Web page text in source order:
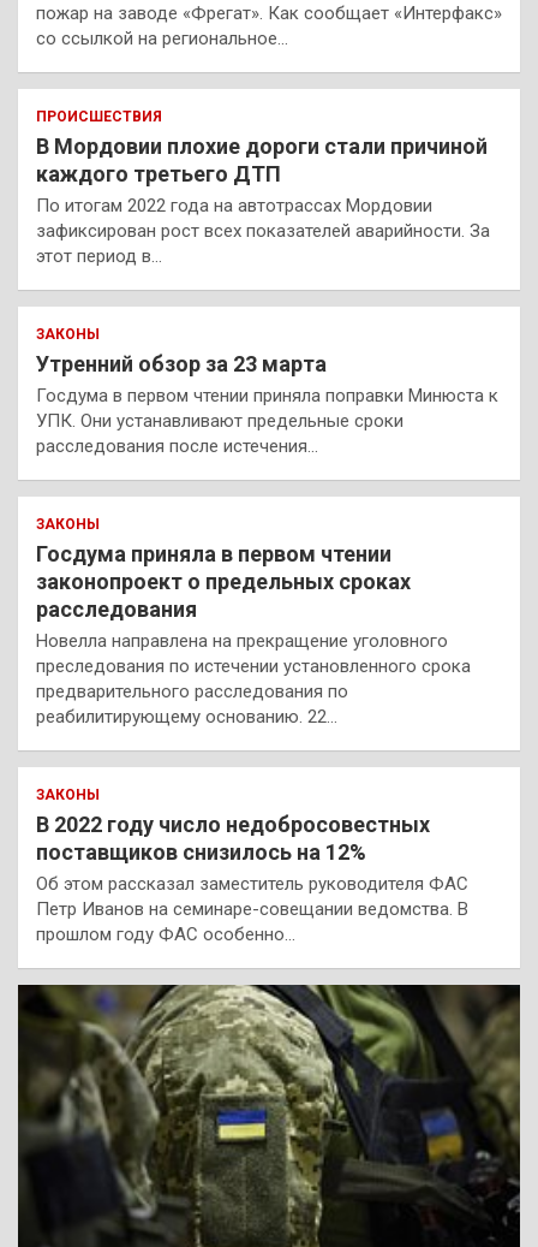
пожар на заводе «Фрегат». Как сообщает «Интерфакс»
со ссылкой на региональное…
ПРОИСШЕСТВИЯ
В Мордовии плохие дороги стали причиной
каждого третьего ДТП
По итогам 2022 года на автотрассах Мордовии
зафиксирован рост всех показателей аварийности. За
этот период в…
ЗАКОНЫ
Утренний обзор за 23 марта
Госдума в первом чтении приняла поправки Минюста к
УПК. Они устанавливают предельные сроки
расследования после истечения…
ЗАКОНЫ
Госдума приняла в первом чтении
законопроект о предельных сроках
расследования
Новелла направлена на прекращение уголовного
преследования по истечении установленного срока
предварительного расследования по
реабилитирующему основанию. 22…
ЗАКОНЫ
В 2022 году число недобросовестных
поставщиков снизилось на 12%
Об этом рассказал заместитель руководителя ФАС
Петр Иванов на семинаре-совещании ведомства. В
прошлом году ФАС особенно…